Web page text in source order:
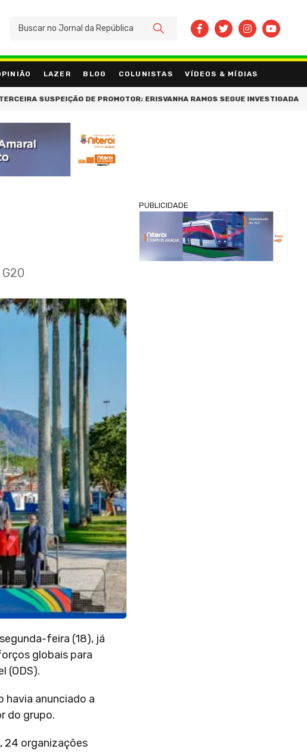
LAZER BLOG COLUNISTAS VÍDEOS & MÍDIAS
DE PROMOTOR; ERISVANHA RAMOS SEGUE INVESTIGADA NOVO
BUSCAR
feira (18), já
globais para
(ODS).
havia anunciado a
do grupo.
24 organizações
PUBLICIDADE